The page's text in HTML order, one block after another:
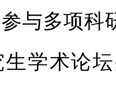
与多项科
学术论